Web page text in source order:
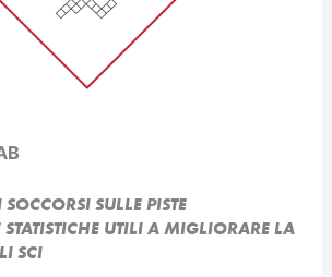
SULLE PISTE
STATISTICHE UTILI A MIGLIORARE LA
SCI